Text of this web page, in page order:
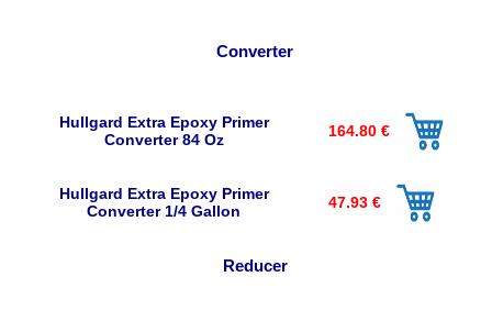
Converter
Hullgard Extra Epoxy Primer
Converter 84 Oz
164.80 €
Hullgard Extra Epoxy Primer
Converter 1/4 Gallon
47.93 €
Reducer